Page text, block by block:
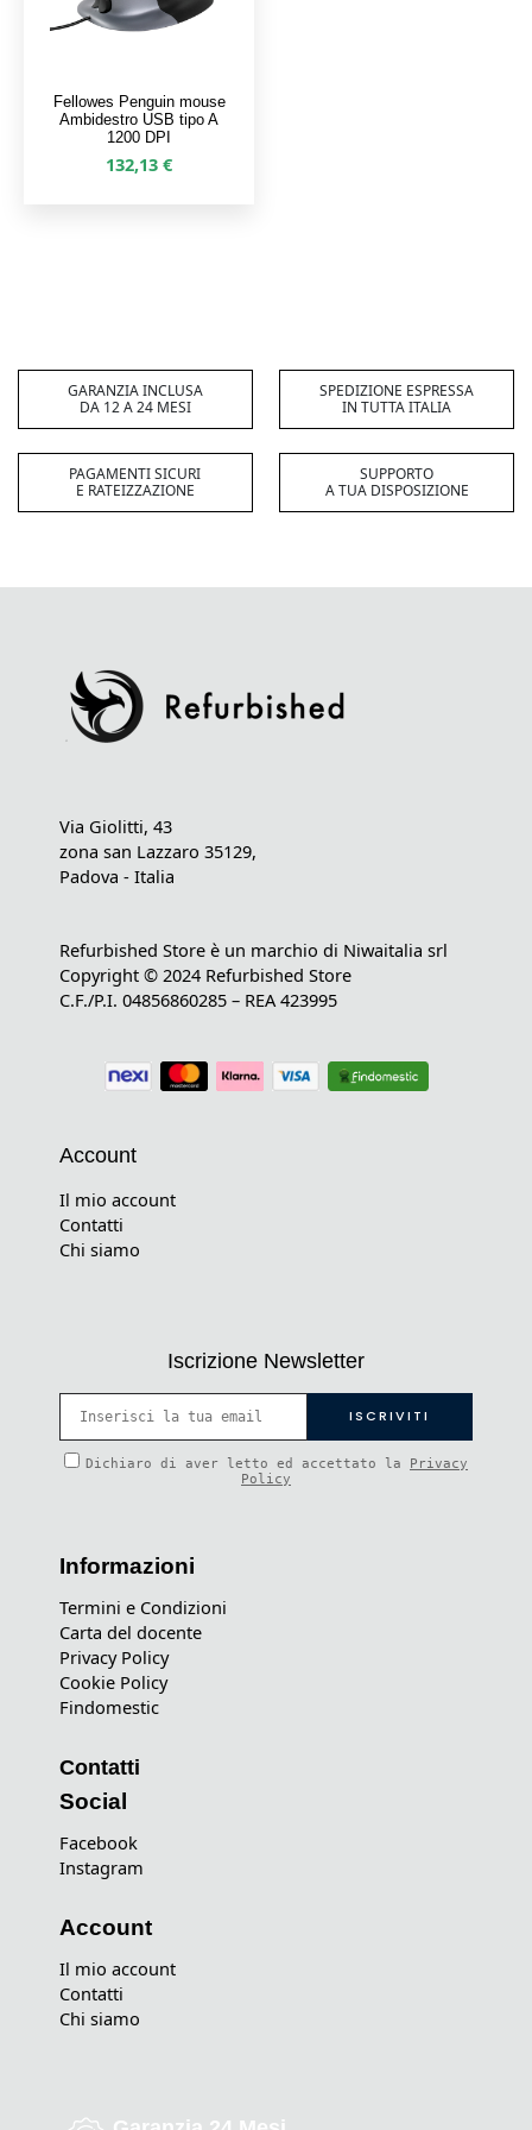
Fellowes Penguin mouse
Ambidestro USB tipo A
1200 DPI
132,13 €
GARANZIA INCLUSA
DA 12 A 24 MESI
SPEDIZIONE ESPRESSA
IN TUTTA ITALIA
PAGAMENTI SICURI
E RATEIZZAZIONE
SUPPORTO
A TUA DISPOSIZIONE
Via Giolitti, 43
zona san Lazzaro 35129,
Padova - Italia
Refurbished Store è un marchio di Niwaitalia srl
Copyright © 2024 Refurbished Store
C.F./P.I. 04856860285 – REA 423995
Account
Il mio account
Contatti
Chi siamo
Iscrizione Newsletter
Dichiaro di aver letto ed accettato la
Privacy
Policy
Informazioni
Termini e Condizioni
Carta del docente
Privacy Policy
Cookie Policy
Findomestic
Contatti
Social
Facebook
Instagram
Account
Il mio account
Contatti
Chi siamo